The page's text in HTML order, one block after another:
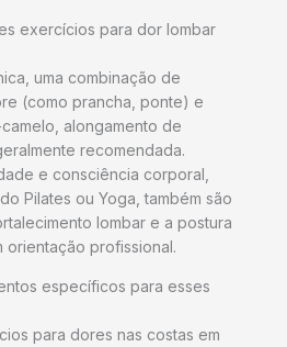
exercícios para dor lombar
uma combinação de
(como prancha, ponte) e
alongamento de
recomendada.
e consciência corporal,
Pilates ou Yoga, também são
lombar e a postura
orientação profissional.
específicos para esses
para dores nas costas em